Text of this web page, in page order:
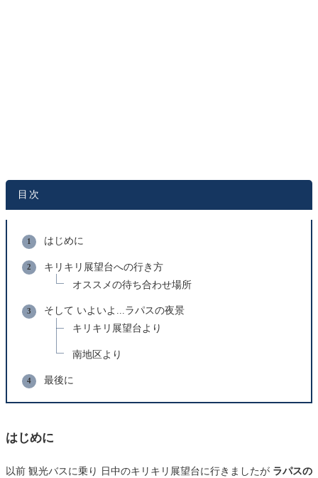
目次
はじめに
キリキリ展望台への行き方
オススメの待ち合わせ場所
そして いよいよ...ラパスの夜景
キリキリ展望台より
南地区より
最後に
はじめに
以前 観光バスに乗り 日中のキリキリ展望台に行きましたが ラパスの